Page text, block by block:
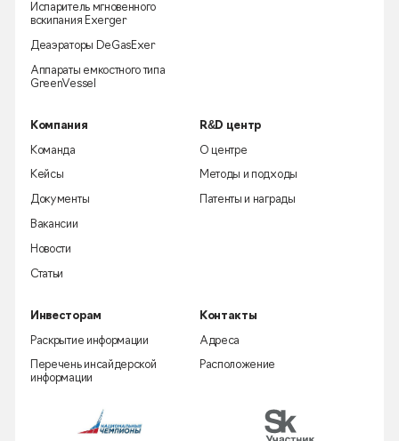
Испаритель мгновенного
вскипания Exerger
Деаэраторы DeGasExer
Аппараты емкостного типа
GreenVessel
Компания
Команда
Кейсы
Документы
Вакансии
Новости
Статьи
R&D центр
О центре
Методы и подходы
Патенты и награды
Инвесторам
Раскрытие информации
Перечень инсайдерской
информации
Контакты
Адреса
Расположение